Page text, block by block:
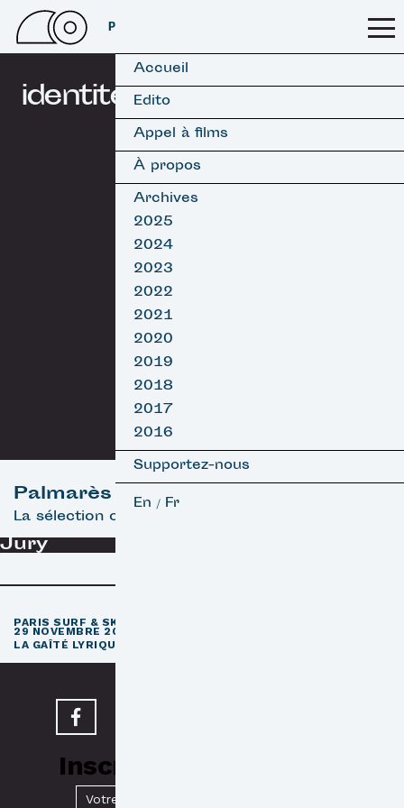
PSSFF 2026
Accueil
Edito
Appel à films
À propos
Archives
2025
2024
2023
2022
2021
2020
2019
2018
2017
2016
Supportez-nous
En / Fr
identité
Palmarès
La sélection officielle
Jury
PARIS SURF & SKATEBOARD FILM FESTIVAL
29 NOVEMBRE 2026
LA GAÎTÉ LYRIQUE · PARIS 3
Inscrivez-vous à notre